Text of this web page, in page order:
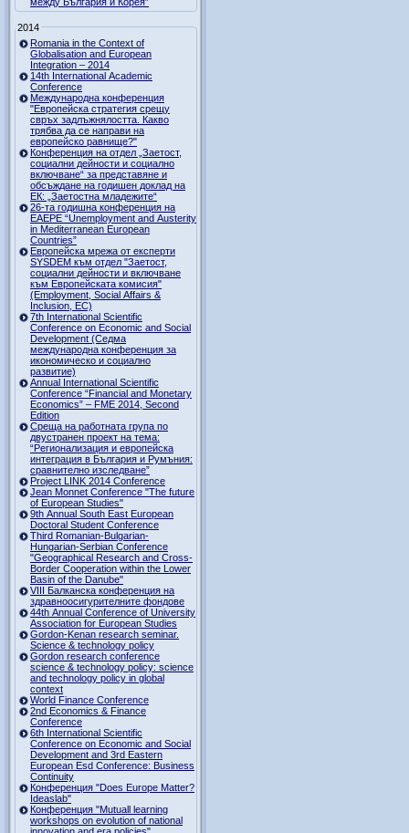
2014
Romania in the Context of
Globalisation and European
Integration – 2014
14th International Academic
Conference
Международна конференция
"Европейска стратегия срещу
свръх задлъжнялостта. Какво
трябва да се направи на
европейско равнище?"
Конференция на отдел „Заетост,
социални дейности и социално
включване“ за представяне и
обсъждане на годишен доклад на
ЕК: „Заетостна младежите“
26-та годишна конференция на
EAEPE “Unemployment and Austerity
in Mediterranean European
Countries”
Eвропейска мрежа от експерти
SYSDEM към отдел "Заетост,
социални дейности и включване
към Европейската комисия"
(Employment, Social Affairs &
Inclusion, ЕС)
7th International Scientific
Conference on Economic and Social
Development (Седма
международна конференция за
икономическо и социално
развитие)
Annual International Scientific
Conference “Financial and Monetary
Economics” – FME 2014, Second
Edition
Среща на работната група по
двустранен проект на тема:
“Регионализация и европейска
интеграция в България и Румъния:
сравнително изследване”
Project LINK 2014 Conference
Jean Monnet Conference "The future
of European Studies"
9th Annual South East European
Doctoral Student Conference
Third Romanian-Bulgarian-
Hungarian-Serbian Conference
"Geographical Research and Cross-
Border Cooperation within the Lower
Basin of the Danube"
VIII Балканска конференция на
здравноосигурителните фондове
44th Annual Conference of University
Association for European Studies
Gordon-Kenan research seminar.
Science & technology policy
Gordon research сonference
science & technology policy: science
and technology policy in global
context
World Finance Conference
2nd Economics & Finance
Conference
6th International Scientific
Conference оn Economic and Social
Development and 3rd Eastern
European Esd Conference: Business
Continuity
Конференция "Does Europe Matter?
Ideaslab"
Конференция "Mutuall learning
workshops on evolution of national